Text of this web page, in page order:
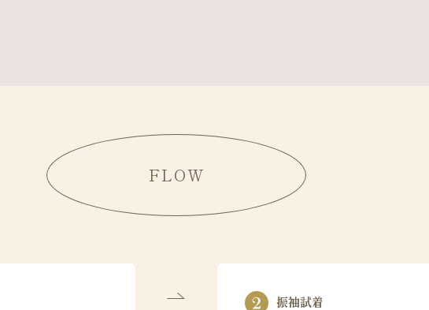
FLOW
振袖試着